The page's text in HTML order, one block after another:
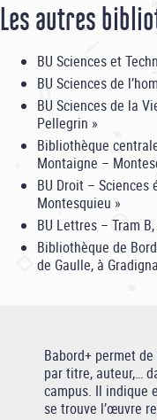
Les autres
BU Sciences et
BU Sciences de
BU Sciences de la
Pellegrin »
Bibliothèque
Montaigne –
BU Droit – Sciences
Montesquieu »
BU Lettres – Tram
Bibliothèque de
de Gaulle, à
Babord+ permet
par titre, auteur,…
campus. Il indique
se trouve l’œuvre